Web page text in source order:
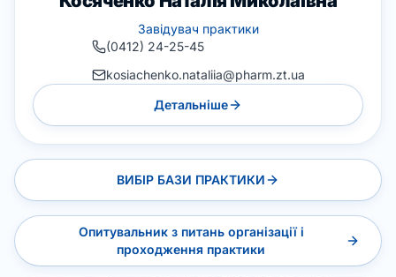
Завідувач практики
(0412) 24-25-45
kosiachenko.nataliia@pharm.zt.ua
Детальніше
ВИБІР БАЗИ ПРАКТИКИ
Опитувальник з питань організації і
проходження практики